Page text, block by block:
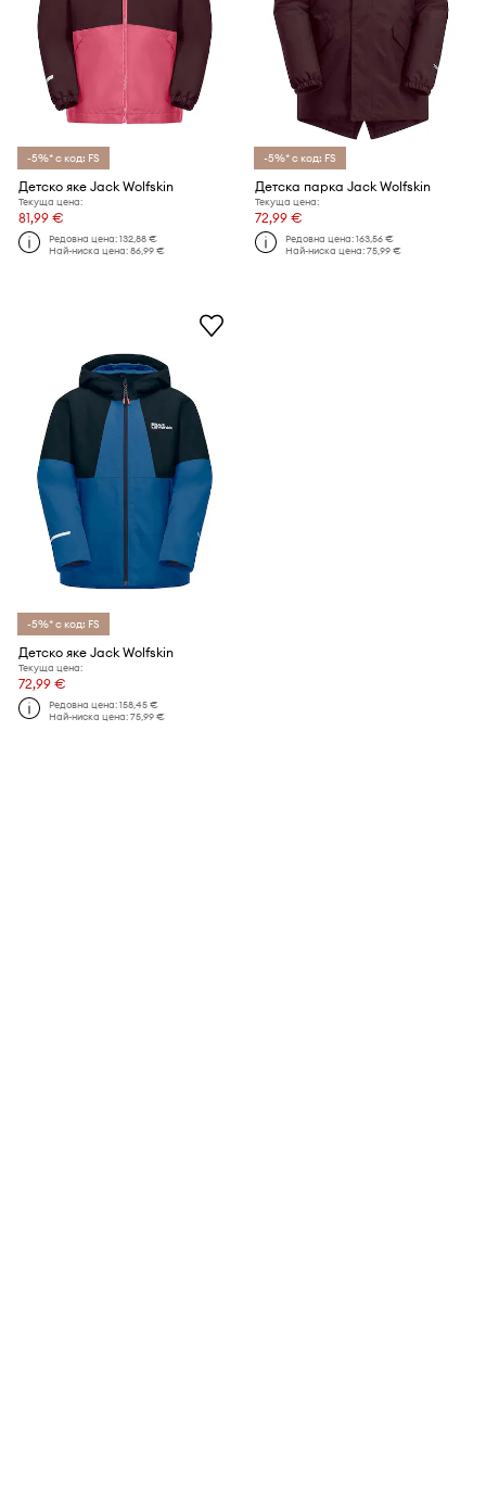
-5%* с код: FS
Детско яке Jack Wolfskin
Текуща цена:
81,99 €
Редовна цена:132,88 €
Най-ниска цена:86,99 €
-5%* с код: FS
Детска парка Jack Wolfskin
Текуща цена:
72,99 €
Редовна цена:163,56 €
Най-ниска цена:75,99 €
-5%* с код: FS
Детско яке Jack Wolfskin
Текуща цена:
72,99 €
Редовна цена:158,45 €
Най-ниска цена:75,99 €